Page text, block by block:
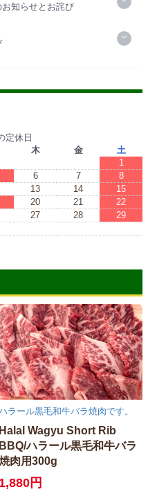
知らせとお詫び
定休日
木 金
土
1
6 7
8
13 14
15
20 21
22
27 28
29
ラール黒毛和牛バラ焼肉です。
Halal Wagyu Short Rib
BBQ/ハラール黒毛和牛バラ
肉用300g
1,880円